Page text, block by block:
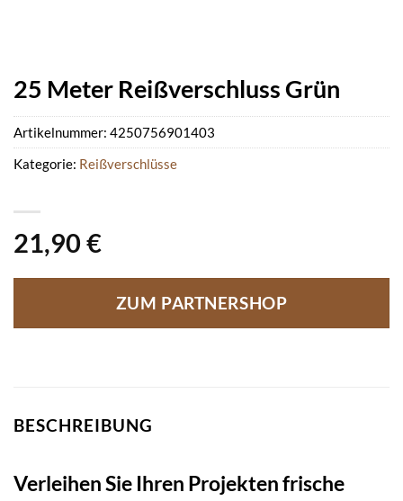
25 Meter Reißverschluss Grün
21,90 €
ZUM PARTNERSHOP
Artikelnummer: 4250756901403
Kategorie: Reißverschlüsse
BESCHREIBUNG
Verleihen Sie Ihren Projekten frische